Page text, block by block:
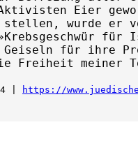
Eier
stellen, wurde er
für
für ihre
Freiheit meiner
| https://